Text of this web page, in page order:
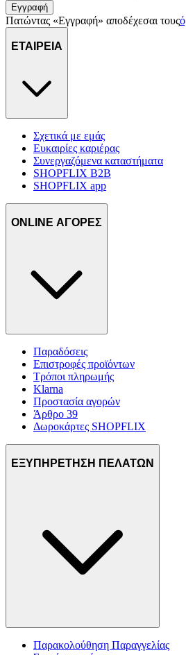
Εγγραφή
Πατώντας «Εγγραφή» αποδέχεσαι τους
ΕΤΑΙΡΕΙΑ
Σχετικά με εμάς
Ευκαιρίες καριέρας
Συνεργαζόμενα καταστήματα
SHOPFLIX B2B
SHOPFLIX app
ONLINE ΑΓΟΡΕΣ
Παραδόσεις
Επιστροφές προϊόντων
Τρόποι πληρωμής
Klarna
Προστασία αγορών
Άρθρο 39
Δωροκάρτες SHOPFLIX
ΕΞΥΠΗΡΕΤΗΣΗ ΠΕΛΑΤΩΝ
Παρακολούθηση Παραγγελίας